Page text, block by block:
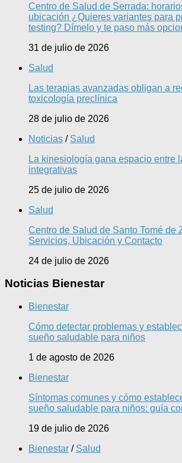
Centro de Salud de Serrada:
ubicación ¿Quieres variantes para
testing? Dímelo y te paso más
31 de julio de 2026
Salud
Las terapias avanzadas obligan a
toxicología preclínica
28 de julio de 2026
Noticias / Salud
La kinesiología gana espacio entre
integrativas
25 de julio de 2026
Salud
Centro de Salud de Santo Tomé de
Servicios, Ubicación y Contacto
24 de julio de 2026
Noticias Bienestar
Bienestar
Cómo detectar problemas y
sueño saludable para niños
1 de agosto de 2026
Bienestar
Síntomas comunes y cómo
sueño saludable para niños: guía
19 de julio de 2026
Bienestar / Salud